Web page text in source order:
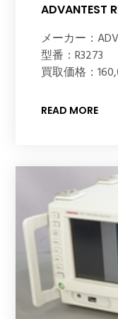
ADVANTEST
メーカー：
型番：R3273
買取価格：
READ MORE